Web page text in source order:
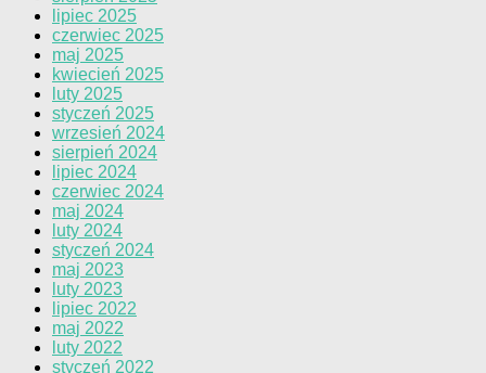
lipiec 2025
czerwiec 2025
maj 2025
kwiecień 2025
luty 2025
styczeń 2025
wrzesień 2024
sierpień 2024
lipiec 2024
czerwiec 2024
maj 2024
luty 2024
styczeń 2024
maj 2023
luty 2023
lipiec 2022
maj 2022
luty 2022
styczeń 2022